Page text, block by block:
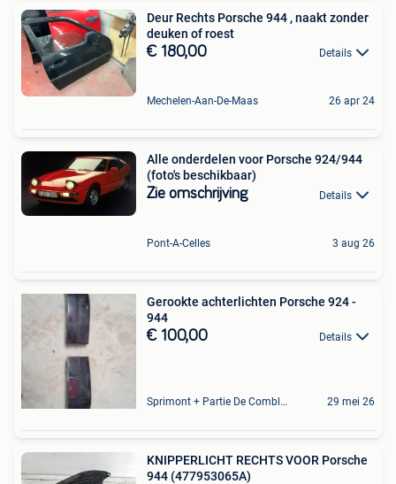
Deur Rechts Porsche 944 , naakt zonder
deuken of roest
€ 180,00 Details
Mechelen-Aan-De-Maas 26 apr 24
Alle onderdelen voor Porsche 924/944
(foto's beschikbaar)
Zie omschrijving Details
Pont-A-Celles 3 aug 26
Gerookte achterlichten Porsche 924 -
944
€ 100,00 Details
Sprimont + Partie De Comblain-Au-Pont 29 mei 26
KNIPPERLICHT RECHTS VOOR Porsche
944 (477953065A)